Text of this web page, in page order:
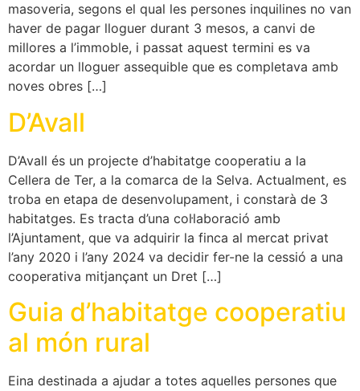
masoveria, segons el qual les persones inquilines no van
haver de pagar lloguer durant 3 mesos, a canvi de
millores a l’immoble, i passat aquest termini es va
acordar un lloguer assequible que es completava amb
noves obres […]
D’Avall
D’Avall és un projecte d’habitatge cooperatiu a la
Cellera de Ter, a la comarca de la Selva. Actualment, es
troba en etapa de desenvolupament, i constarà de 3
habitatges. Es tracta d’una col·laboració amb
l’Ajuntament, que va adquirir la finca al mercat privat
l’any 2020 i l’any 2024 va decidir fer-ne la cessió a una
cooperativa mitjançant un Dret […]
Guia d’habitatge cooperatiu
al món rural
Eina destinada a ajudar a totes aquelles persones que